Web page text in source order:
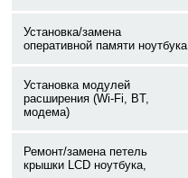
Установка/замена
оперативной памяти ноутбука
Установка модулей
расширения (Wi-Fi, BT,
модема)
Ремонт/замена петель
крышки LCD ноутбука,